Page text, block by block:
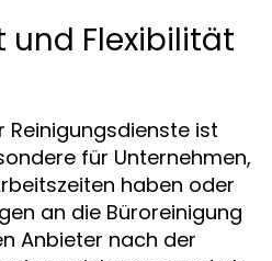
und Flexibilität
Reinigungsdienste ist
für Unternehmen,
haben oder
an die Büroreinigung
Anbieter nach der